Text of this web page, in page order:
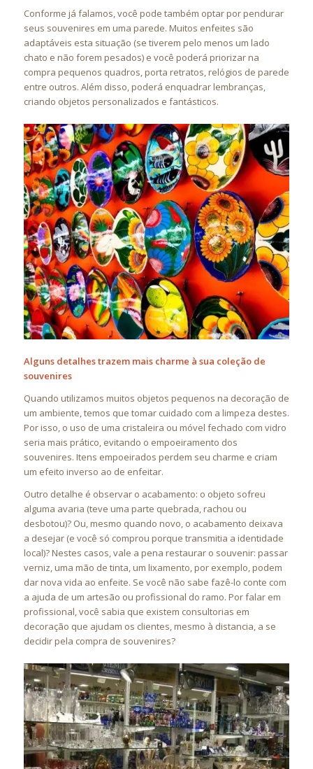
Conforme já falamos, você pode também optar por pendurar
seus souvenires em uma parede. Muitos enfeites são
adaptáveis esta situação (se tiverem pelo menos um lado
chato e não forem pesados) e você poderá priorizar na
compra pequenos quadros, porta retratos, relógios de parede
entre outros. Além disso, poderá enquadrar lembranças,
criando objetos personalizados e fantásticos.
Alguns detalhes trazem mais charme à sua coleção de
souvenires
Quando utilizamos muitos objetos pequenos na decoração de
um ambiente, temos que tomar cuidado com a limpeza destes.
Por isso, o uso de uma cristaleira ou móvel fechado com vidro
seria mais prático, evitando o empoeiramento dos
souvenires. Itens empoeirados perdem seu charme e criam
um efeito inverso ao de enfeitar.
Outro detalhe é observar o acabamento: o objeto sofreu
alguma avaria (teve uma parte quebrada, rachou ou
desbotou)? Ou, mesmo quando novo, o acabamento deixava
a desejar (e você só comprou porque transmitia a identidade
local)? Nestes casos, vale a pena restaurar o souvenir: passar
verniz, uma mão de tinta, um lixamento, por exemplo, podem
dar nova vida ao enfeite. Se você não sabe fazê-lo conte com
a ajuda de um artesão ou profissional do ramo. Por falar em
profissional, você sabia que existem consultorias em
decoração que ajudam os clientes, mesmo à distancia, a se
decidir pela compra de souvenires?